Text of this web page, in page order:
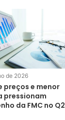
de 2026
preços e menor
pressionam
da FMC no Q2